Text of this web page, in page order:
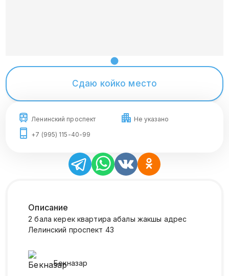
Сдаю койко место
Ленинский проспект
Не указано
+7 (995) 115-40-99
Описание
2 бала керек квартира абалы жакшы адрес
Лелинский проспект 43
Бекназар